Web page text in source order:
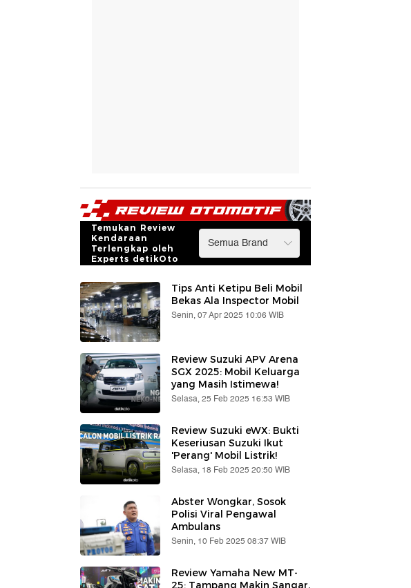
Temukan Review
Kendaraan
Terlengkap oleh
Experts detikOto
Tips Anti Ketipu Beli Mobil
Bekas Ala Inspector Mobil
Senin, 07 Apr 2025 10:06 WIB
Review Suzuki APV Arena
SGX 2025: Mobil Keluarga
yang Masih Istimewa!
Selasa, 25 Feb 2025 16:53 WIB
Review Suzuki eWX: Bukti
Keseriusan Suzuki Ikut
'Perang' Mobil Listrik!
Selasa, 18 Feb 2025 20:50 WIB
Abster Wongkar, Sosok
Polisi Viral Pengawal
Ambulans
Senin, 10 Feb 2025 08:37 WIB
Review Yamaha New MT-
25: Tampang Makin Sangar,